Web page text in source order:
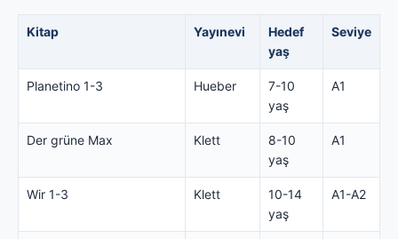
Kitap Yayınevi
Hedef
yaş
Seviye
Planetino 1-3 Hueber
7-10
yaş
A1
Der grüne Max Klett
8-10
yaş
A1
Wir 1-3 Klett
10-14
yaş
A1-A2